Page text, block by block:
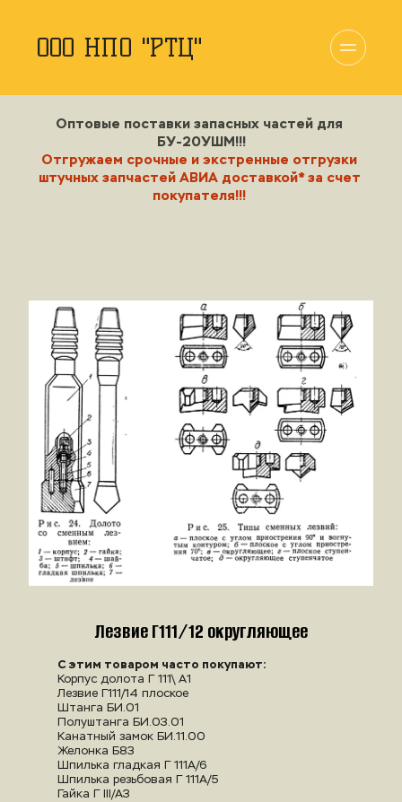
ООО НПО "РТЦ"
Оптовые поставки запасных частей для
БУ-20УШМ!!!
Отгружаем срочные и экстренные отгрузки
штучных запчастей АВИА доставкой* за счет
покупателя!!!
Лезвие Г111/12 округляющее
С этим товаром часто покупают:
Корпус долота Г 111\ А1
Лезвие Г111/14 плоское
Штанга БИ.01
Полуштанга БИ.03.01
Канатный замок БИ.11.00
Желонка Б8З
Шпилька гладкая Г 111А/6
Шпилька резьбовая Г 111А/5
Гайка Г III/А3